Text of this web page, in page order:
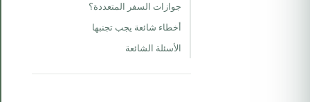
جوازات السفر المتعددة؟
أخطاء شائعة يجب تجنبها
الأسئلة الشائعة